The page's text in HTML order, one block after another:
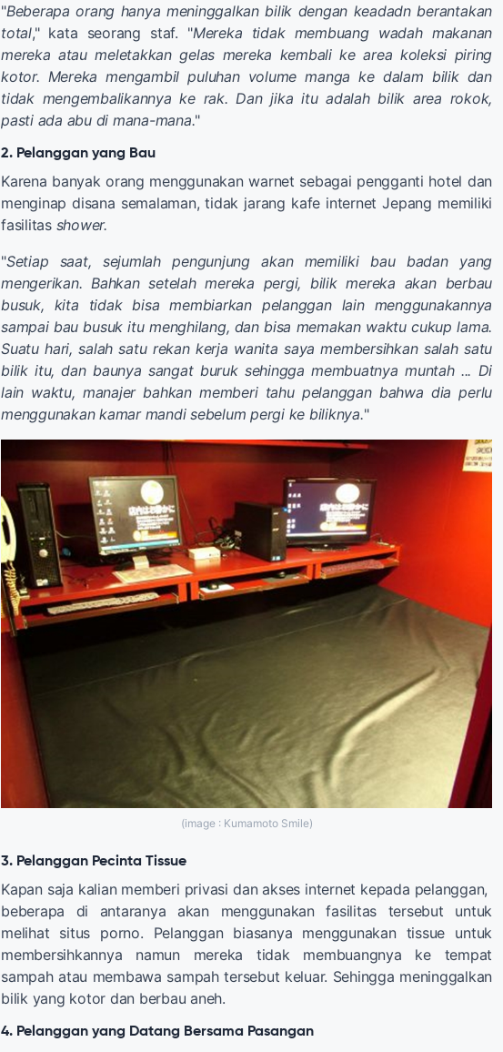
"Beberapa orang hanya meninggalkan bilik dengan keadadn berantakan
total," kata seorang staf. "Mereka tidak membuang wadah makanan
mereka atau meletakkan gelas mereka kembali ke area koleksi piring
kotor. Mereka mengambil puluhan volume manga ke dalam bilik dan
tidak mengembalikannya ke rak. Dan jika itu adalah bilik area rokok,
pasti ada abu di mana-mana."
2. Pelanggan yang Bau
Karena banyak orang menggunakan warnet sebagai pengganti hotel dan
menginap disana semalaman, tidak jarang kafe internet Jepang memiliki
fasilitas shower.
"Setiap saat, sejumlah pengunjung akan memiliki bau badan yang
mengerikan. Bahkan setelah mereka pergi, bilik mereka akan berbau
busuk, kita tidak bisa membiarkan pelanggan lain menggunakannya
sampai bau busuk itu menghilang, dan bisa memakan waktu cukup lama.
Suatu hari, salah satu rekan kerja wanita saya membersihkan salah satu
bilik itu, dan baunya sangat buruk sehingga membuatnya muntah ... Di
lain waktu, manajer bahkan memberi tahu pelanggan bahwa dia perlu
menggunakan kamar mandi sebelum pergi ke biliknya."
(image : Kumamoto Smile)
3. Pelanggan Pecinta Tissue
Kapan saja kalian memberi privasi dan akses internet kepada pelanggan,
beberapa di antaranya akan menggunakan fasilitas tersebut untuk
melihat situs porno. Pelanggan biasanya menggunakan tissue untuk
membersihkannya namun mereka tidak membuangnya ke tempat
sampah atau membawa sampah tersebut keluar. Sehingga meninggalkan
bilik yang kotor dan berbau aneh.
4. Pelanggan yang Datang Bersama Pasangan